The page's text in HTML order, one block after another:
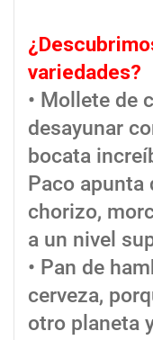
variedades?
• Mollete de
desayunar
bocata
Paco apunta
chorizo,
a un nivel
• Pan de
cerveza,
otro planeta